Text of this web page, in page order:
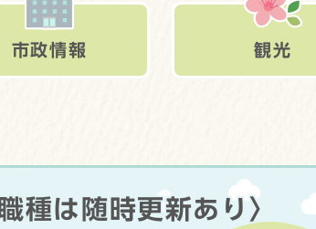
市政情報 観光
種は随時更新あり〉